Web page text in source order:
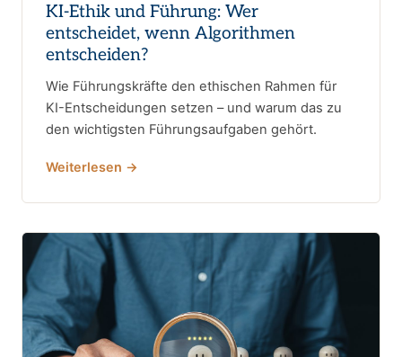
KI-Ethik und Führung: Wer
entscheidet, wenn Algorithmen
entscheiden?
Wie Führungskräfte den ethischen Rahmen für
KI-Entscheidungen setzen – und warum das zu
den wichtigsten Führungsaufgaben gehört.
Weiterlesen →